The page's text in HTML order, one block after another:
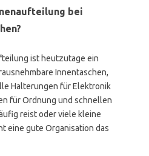
bei
ist heutzutage ein
Innentaschen,
Halterungen für Elektronik
für Ordnung und schnellen
reist oder viele kleine
eine gute Organisation das